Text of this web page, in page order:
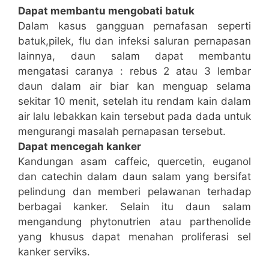
Dapat membantu mengobati batuk
Dalam kasus gangguan pernafasan seperti
batuk,pilek, flu dan infeksi saluran pernapasan
lainnya, daun salam dapat membantu
mengatasi caranya : rebus 2 atau 3 lembar
daun dalam air biar kan menguap selama
sekitar 10 menit, setelah itu rendam kain dalam
air lalu lebakkan kain tersebut pada dada untuk
mengurangi masalah pernapasan tersebut.
Dapat mencegah kanker
Kandungan asam caffeic, quercetin, euganol
dan catechin dalam daun salam yang bersifat
pelindung dan memberi pelawanan terhadap
berbagai kanker. Selain itu daun salam
mengandung phytonutrien atau parthenolide
yang khusus dapat menahan proliferasi sel
kanker serviks.